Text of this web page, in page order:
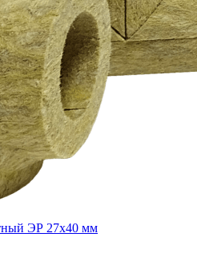
ЭР 27х40 мм